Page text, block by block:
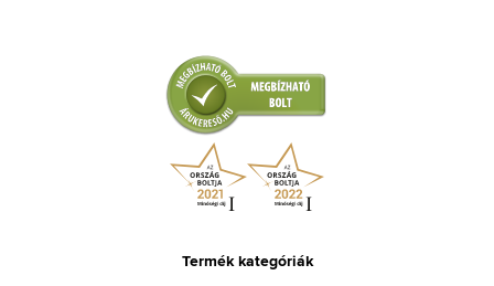
Termék kategóriák